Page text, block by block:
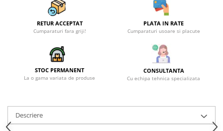
RETUR ACCEPTAT
Cumparaturi fara griji!
PLATA IN RATE
Cumparaturi usoare si placute
STOC PERMANENT
La o gama variata de produse
CONSULTANTA
Cu echipa tehnica specializata
Descriere